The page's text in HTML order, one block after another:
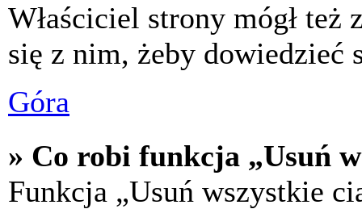
Właściciel strony mógł
się z nim, żeby dowiedzieć
Góra
» Co robi funkcja „Usuń
Funkcja „Usuń wszystkie